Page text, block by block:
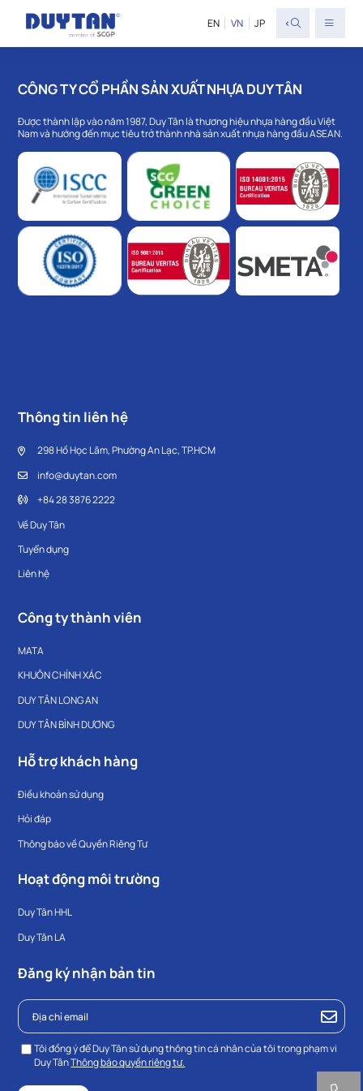
EN VN JP <
CÔNG TY CỔ PHẦN SẢN XUẤT NHỰA DUY TÂN
Được thành lập vào năm 1987, Duy Tân là thương hiệu nhựa hàng đầu Việt
Nam và hướng đến mục tiêu trở thành nhà sản xuất nhựa hàng đầu ASEAN.
Thông tin liên hệ
298 Hồ Học Lãm, Phường An Lạc, TP.HCM
info@duytan.com
+84 28 3876 2222
Về Duy Tân
Tuyển dụng
Liên hệ
Công ty thành viên
MATA
KHUÔN CHÍNH XÁC
DUY TÂN LONG AN
DUY TÂN BÌNH DƯƠNG
Hỗ trợ khách hàng
Điều khoản sử dụng
Hỏi đáp
Thông báo về Quyền Riêng Tư
Hoạt động môi trường
Duy Tân HHL
Duy Tân LA
Đăng ký nhận bản tin
Tôi đồng ý để Duy Tân sử dụng thông tin cá nhân của tôi trong phạm vi
Duy TânThông báo quyền riêng tư.